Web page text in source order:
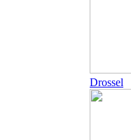
Drossel